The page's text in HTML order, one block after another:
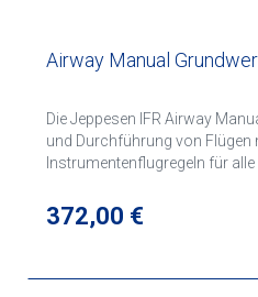
Airway Manual
Die Jeppesen IFR Airway
und Durchführung von Flügen
Instrumentenflugregeln für alle
(SIDs+STARs), Area Charts,
VOR, NDB, etc.),
Regulärer Preis:
372,00 €